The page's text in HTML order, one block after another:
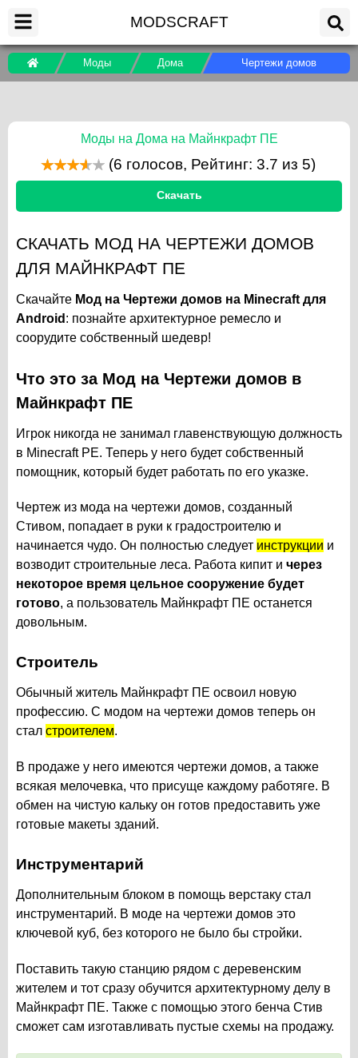
MODSCRAFT
Моды Дома Чертежи домов
Моды на Дома на Майнкрафт ПЕ
(6 голосов, Рейтинг: 3.7 из 5)
Скачать
СКАЧАТЬ МОД НА ЧЕРТЕЖИ ДОМОВ
ДЛЯ МАЙНКРАФТ ПЕ
Скачайте Мод на Чертежи домов на Minecraft для
Android : познайте архитектурное ремесло и
соорудите собственный шедевр!
Что это за Мод на Чертежи домов в
Майнкрафт ПЕ
Игрок никогда не занимал главенствующую должность
в Minecraft PE. Теперь у него будет собственный
помощник, который будет работать по его указке.
Чертеж из мода на чертежи домов, созданный
Стивом, попадает в руки к градостроителю и
начинается чудо. Он полностью следует инструкции и
возводит строительные леса. Работа кипит и через
некоторое время цельное сооружение будет
готово, а пользователь Майнкрафт ПЕ останется
довольным.
Строитель
Обычный житель Майнкрафт ПЕ освоил новую
профессию. С модом на чертежи домов теперь он
стал строителем.
В продаже у него имеются чертежи домов, а также
всякая мелочевка, что присуще каждому работяге. В
обмен на чистую кальку он готов предоставить уже
готовые макеты зданий.
Инструментарий
Дополнительным блоком в помощь верстаку стал
инструментарий. В моде на чертежи домов это
ключевой куб, без которого не было бы стройки.
Поставить такую станцию рядом с деревенским
жителем и тот сразу обучится архитектурному делу в
Майнкрафт ПЕ. Также с помощью этого бенча Стив
сможет сам изготавливать пустые схемы на продажу.